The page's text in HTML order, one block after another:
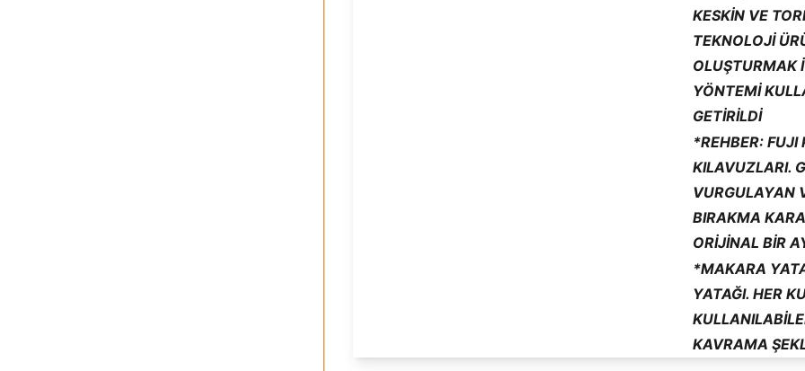
KESKIN VE
TEKNOLOJI
OLUŞTURMAK
YÖNTEMI
GETIRILDI
*REHBER: FUJI
KILAVUZLARI.
VURGULAYAN
BIRAKMA
ORIJINAL BIR
*MAKARA
YATAĞI. HER
KAVRAMA